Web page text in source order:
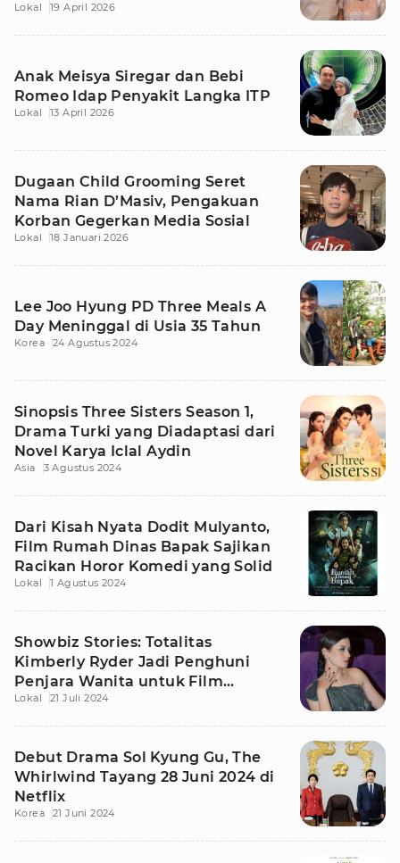
Lokal 19 April 2026
Anak Meisya Siregar dan Bebi
Romeo Idap Penyakit Langka ITP
Lokal 13 April 2026
Dugaan Child Grooming Seret
Nama Rian D’Masiv, Pengakuan
Korban Gegerkan Media Sosial
Lokal 18 Januari 2026
Lee Joo Hyung PD Three Meals A
Day Meninggal di Usia 35 Tahun
Korea 24 Agustus 2024
Sinopsis Three Sisters Season 1,
Drama Turki yang Diadaptasi dari
Novel Karya Iclal Aydin
Asia 3 Agustus 2024
Dari Kisah Nyata Dodit Mulyanto,
Film Rumah Dinas Bapak Sajikan
Racikan Horor Komedi yang Solid
Lokal 1 Agustus 2024
Showbiz Stories: Totalitas
Kimberly Ryder Jadi Penghuni
Penjara Wanita untuk Film
Bangsal Isolasi
Lokal 21 Juli 2024
Debut Drama Sol Kyung Gu, The
Whirlwind Tayang 28 Juni 2024 di
Netflix
Korea 21 Juni 2024